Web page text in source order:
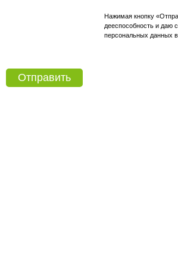
Нажимая кнопку
дееспособность и даю
персональных данных в
Отправить